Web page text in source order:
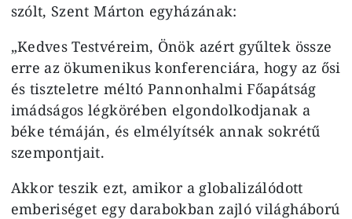
szólt, Szent Márton egyházának:
„Kedves Testvéreim, Önök azért gyűltek össze
erre az ökumenikus konferenciára, hogy az ősi
és tiszteletre méltó Pannonhalmi Főapátság
imádságos légkörében elgondolkodjanak a
béke témáján, és elmélyítsék annak sokrétű
szempontjait.
Akkor teszik ezt, amikor a globalizálódott
emberiséget egy darabokban zajló világháború